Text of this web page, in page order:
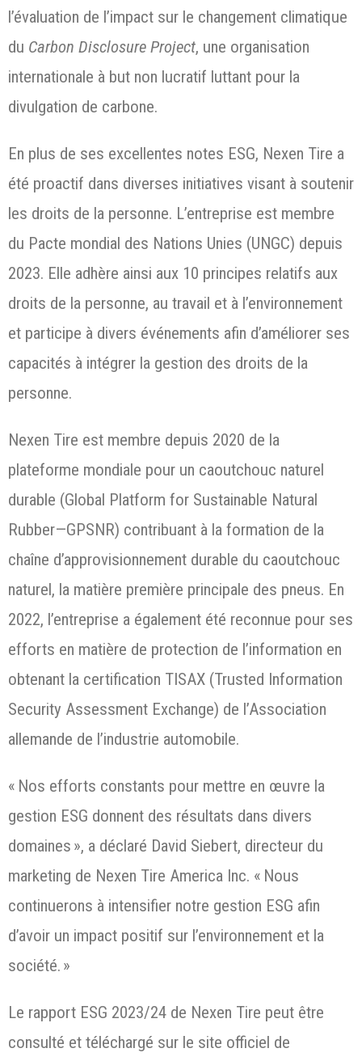
l’évaluation de l’impact sur le changement climatique
du Carbon Disclosure Project, une organisation
internationale à but non lucratif luttant pour la
divulgation de carbone.
En plus de ses excellentes notes ESG, Nexen Tire a
été proactif dans diverses initiatives visant à soutenir
les droits de la personne. L’entreprise est membre
du Pacte mondial des Nations Unies (UNGC) depuis
2023. Elle adhère ainsi aux 10 principes relatifs aux
droits de la personne, au travail et à l’environnement
et participe à divers événements afin d’améliorer ses
capacités à intégrer la gestion des droits de la
personne.
Nexen Tire est membre depuis 2020 de la
plateforme mondiale pour un caoutchouc naturel
durable (Global Platform for Sustainable Natural
Rubber—GPSNR) contribuant à la formation de la
chaîne d’approvisionnement durable du caoutchouc
naturel, la matière première principale des pneus. En
2022, l’entreprise a également été reconnue pour ses
efforts en matière de protection de l’information en
obtenant la certification TISAX (Trusted Information
Security Assessment Exchange) de l’Association
allemande de l’industrie automobile.
« Nos efforts constants pour mettre en œuvre la
gestion ESG donnent des résultats dans divers
domaines », a déclaré David Siebert, directeur du
marketing de Nexen Tire America Inc. « Nous
continuerons à intensifier notre gestion ESG afin
d’avoir un impact positif sur l’environnement et la
société. »
Le rapport ESG 2023/24 de Nexen Tire peut être
consulté et téléchargé sur le site officiel de